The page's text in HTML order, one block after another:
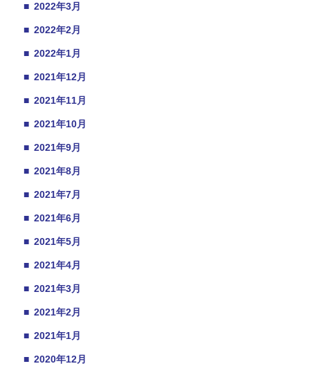
■ 2022年3月
■ 2022年2月
■ 2022年1月
■ 2021年12月
■ 2021年11月
■ 2021年10月
■ 2021年9月
■ 2021年8月
■ 2021年7月
■ 2021年6月
■ 2021年5月
■ 2021年4月
■ 2021年3月
■ 2021年2月
■ 2021年1月
■ 2020年12月